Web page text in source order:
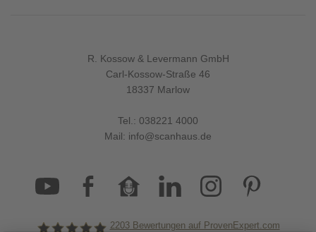
R. Kossow & Levermann GmbH
Carl-Kossow-Straße 46
18337 Marlow
Tel.: 038221 4000
Mail: info@scanhaus.de
2203Bewertungen auf ProvenExpert.com